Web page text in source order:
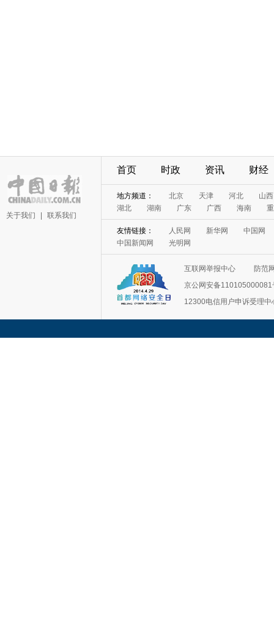
关于我们 联系我们
首页 时政 资讯 财经
地方频道： 北京 天津 河北
山西
湖北
湖南 广东 广西 海南
友情链接： 人民网 新华网
中国网
中国新闻网
光明网
互联网举报中心
防范
京公网安备110105000081
12300电信用户申诉受理中